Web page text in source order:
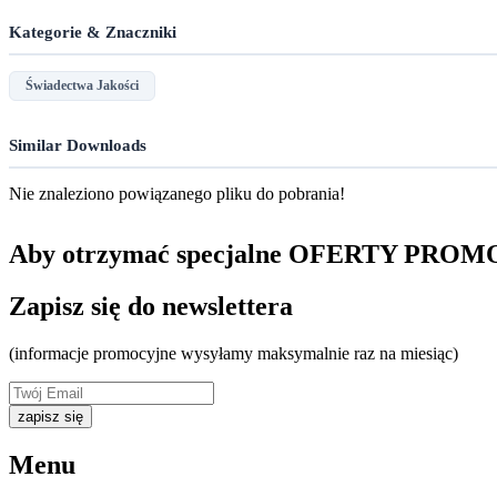
Kategorie & Znaczniki
Świadectwa Jakości
Similar Downloads
Nie znaleziono powiązanego pliku do pobrania!
Aby otrzymać specjalne OFERTY
Zapisz się do newslettera
(informacje promocyjne wysyłamy maksymalnie raz na miesiąc)
zapisz się
Menu